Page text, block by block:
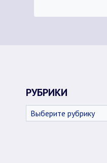
РУБРИКИ
Рубрики